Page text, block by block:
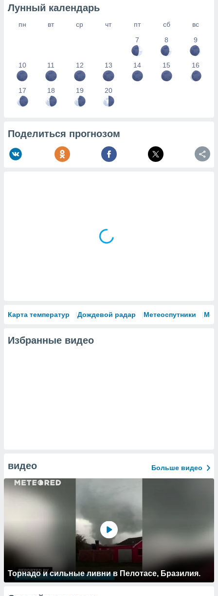
Лунный календарь
пн вт ср чт пт сб
вс
7
8 9
10 11 12 13 14 15 16
17 18 19 20
Поделиться прогнозом
Карта температур Дождевой радар Метеоспутники
Избранные видео
видео Больше видео
Торнадо и сильные ливни в Пелотасе, Бразилия.